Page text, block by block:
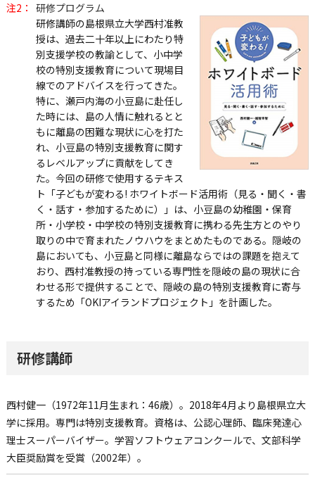
注2： 研修プログラム
研修講師の島根県立大学西村准教
授は、過去二十年以上にわたり特
別支援学校の教諭として、小中学
校の特別支援教育について現場目
線でのアドバイスを行ってきた。
特に、瀬戸内海の小豆島に赴任し
た時には、島の人情に触れるとと
もに離島の困難な現状に心を打た
れ、小豆島の特別支援教育に関す
るレベルアップに貢献をしてき
た。今回の研修で使用するテキス
ト「子どもが変わる! ホワイトボード活用術（見る・聞く・書
く・話す・参加するために）」は、小豆島の幼稚園・保育
所・小学校・中学校の特別支援教育に携わる先生方とのやり
取りの中で育まれたノウハウをまとめたものである。隠岐の
島においても、小豆島と同様に離島ならではの課題を抱えて
おり、西村准教授の持っている専門性を隠岐の島の現状に合
わせる形で提供することで、隠岐の島の特別支援教育に寄与
するため「OKIアイランドプロジェクト」を計画した。
研修講師
西村健一（1972年11月生まれ：46歳）。2018年4月より島根県立大
学に採用。専門は特別支援教育。資格は、公認心理師、臨床発達心
理士スーパーバイザー。学習ソフトウェアコンクールで、文部科学
大臣奨励賞を受賞（2002年）。